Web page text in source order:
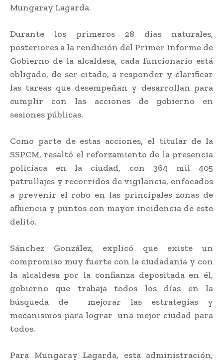
Mungaray Lagarda.
Durante los primeros 28 días naturales,
posteriores a la rendición del Primer Informe de
Gobierno de la alcaldesa, cada funcionario está
obligado, de ser citado, a responder y clarificar
las tareas que desempeñan y desarrollan para
cumplir con las acciones de gobierno en
sesiones públicas.
Como parte de estas acciones, el titular de la
SSPCM, resaltó el reforzamiento de la presencia
policiaca en la ciudad, con 364 mil 405
patrullajes y recorridos de vigilancia, enfocados
a prevenir el robo en las principales zonas de
afluencia y puntos con mayor incidencia de este
delito.
Sánchez González, explicó que existe un
compromiso muy fuerte con la ciudadanía y con
la alcaldesa por la confianza depositada en él,
gobierno que trabaja todos los días en la
búsqueda de mejorar las estrategias y
mecanismos para lograr una mejor ciudad para
todos.
Para Mungaray Lagarda, esta administración,